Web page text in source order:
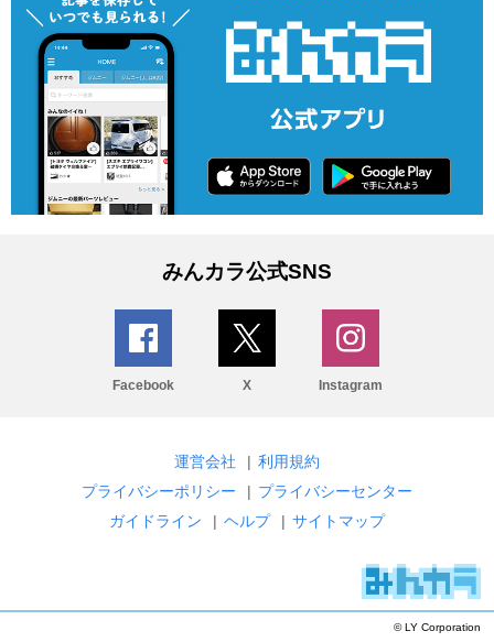
みんカラ公式SNS
Facebook X Instagram
運営会社 | 利用規約
プライバシーポリシー
| プライバシーセンター
ガイドライン
| ヘルプ | サイトマップ
© LY Corporation